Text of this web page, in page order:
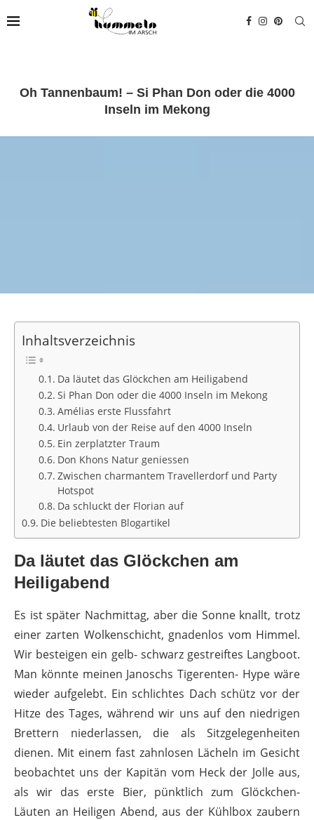
Oh Tannenbaum! – Si Phan Don oder die 4000
Inseln im Mekong
Inhaltsverzeichnis
Da läutet das Glöckchen am Heiligabend
Si Phan Don oder die 4000 Inseln im Mekong
Amélias erste Flussfahrt
Urlaub von der Reise auf den 4000 Inseln
Ein zerplatzter Traum
Don Khons Natur geniessen
Zwischen charmantem Travellerdorf und Party
Hotspot
Da schluckt der Florian auf
Die beliebtesten Blogartikel
Da läutet das Glöckchen am
Heiligabend
Es ist später Nachmittag, aber die Sonne knallt, trotz
einer zarten Wolkenschicht, gnadenlos vom Himmel.
Wir besteigen ein gelb- schwarz gestreiftes Langboot.
Man könnte meinen Janoschs Tigerenten- Hype wäre
wieder aufgelebt. Ein schlichtes Dach schütz vor der
Hitze des Tages, während wir uns auf den niedrigen
Brettern niederlassen, die als Sitzgelegenheiten
dienen. Mit einem fast zahnlosen Lächeln im Gesicht
beobachtet uns der Kapitän vom Heck der Jolle aus,
als wir das erste Bier, pünktlich zum Glöckchen-
Läuten an Heiligen Abend, aus der Kühlbox zaubern